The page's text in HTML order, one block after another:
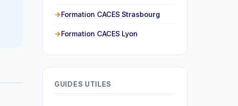
Formation CACES Strasbourg
Formation CACES Lyon
GUIDES UTILES